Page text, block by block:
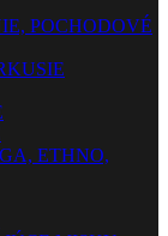
POCHODOVÉ
ETHNO,